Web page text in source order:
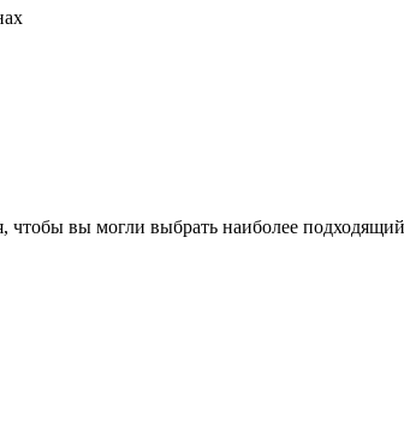
чтобы вы могли выбрать наиболее